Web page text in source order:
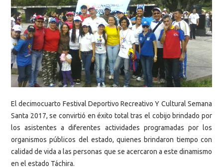
El decimocuarto Festival Deportivo Recreativo Y Cultural Semana
Santa 2017, se convirtió en éxito total tras el cobijo brindado por
los asistentes a diferentes actividades programadas por los
organismos públicos del estado, quienes brindaron tiempo con
calidad de vida a las personas que se acercaron a este dinamismo
en el estado Táchira.